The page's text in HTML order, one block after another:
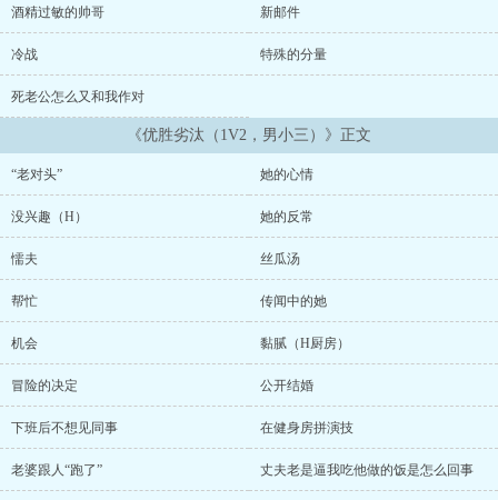
离婚协议已推至他的面前。年上少言寡语木头男 X 一心想搞事业的木
头女 X 年下心机绿茶实习生排雷/阅读指南：1. 男全C/男小三/雄竞2.
轻职场，设定参考了欧美职场体系，请勿较真3. 双男主，戏份平均。
前10章肖瑜安的戏份会多一些 ...
酒精过敏的帅哥 新邮件
冷战 特殊的分量
死老公怎么又和我作对
《优胜劣汰（1V2，男小三）》正文
“老对头” 她的心情
没兴趣（H） 她的反常
懦夫 丝瓜汤
帮忙 传闻中的她
机会 黏腻（H厨房）
冒险的决定 公开结婚
下班后不想见同事 在健身房拼演技
老婆跟人“跑了” 丈夫老是逼我吃他做的饭是怎么回事